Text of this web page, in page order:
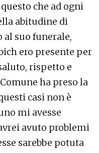
che ad ogni
abitudine di
al suo funerale,
ero presente per
rispetto e
ha preso la
casi non è
mi avesse
avuto problemi
sarebbe potuta